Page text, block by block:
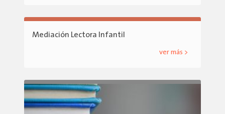
Mediación Lectora Infantil
ver más >